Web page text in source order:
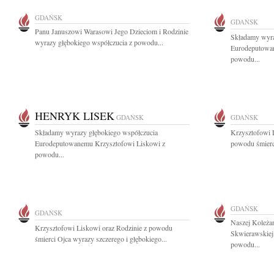
GDAŃSK
Panu Januszowi Warasowi Jego Dzieciom i Rodzinie
wyrazy głębokiego współczucia z powodu...
GDAŃSK
Składamy
powodu...
HENRYK LISEK GDAŃSK
Składamy wyrazy głębokiego współczucia
Eurodeputowanemu Krzysztofowi Liskowi z
powodu...
GDAŃSK
Krzysztofowi
powodu
GDAŃSK
Krzysztofowi Liskowi oraz Rodzinie z powodu
śmierci Ojca wyrazy szczerego i głębokiego...
GDAŃSK
Naszej
Skwierawskiej
powodu...